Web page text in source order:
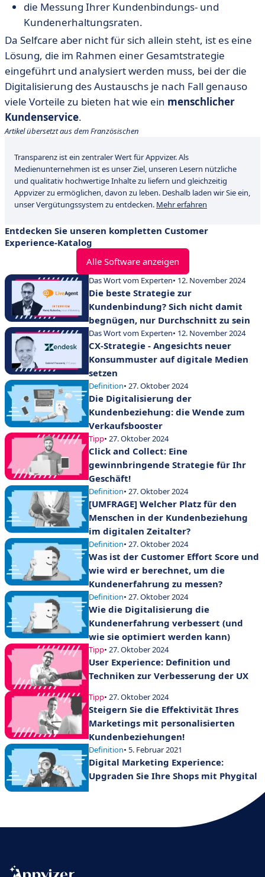
die Messung Ihrer Kundenbindungs- und
Kundenerhaltungsraten.
Da Selfcare aber nicht für sich allein steht, ist es eine
Lösung, die im Rahmen einer Gesamtstrategie
eingeführt und analysiert werden muss, bei der die
Digitalisierung des Austauschs je nach Fall genauso
viele Vorteile zu bieten hat wie ein menschlicher
Kundenservice.
Artikel übersetzt aus dem Französischen
Transparenz ist ein zentraler Wert für Appvizer. Als
Medienunternehmen ist es unser Ziel, unseren Lesern nützliche
und qualitativ hochwertige Inhalte zu liefern und gleichzeitig
Appvizer zu ermöglichen, davon zu leben. Deshalb laden wir Sie ein,
unser Vergütungssystem zu entdecken. Mehr erfahren
Entdecken Sie unseren kompletten Customer
Experience-Katalog
Alle Software anzeigen
Das Wort vom Experten• 12. November 2024
Die beste Strategie zur
Kundenbindung? Sich nicht damit
begnügen, nur Durchschnitt zu sein
Das Wort vom Experten• 12. November 2024
CX-Strategie - Angesichts neuer
Konsummuster auf digitale Medien
setzen
Definition• 27. Oktober 2024
Die Digitalisierung der
Kundenbeziehung: die Wende zum
Verkaufsbooster
Tipp• 27. Oktober 2024
Click and Collect: Eine
gewinnbringende Strategie für Ihr
Geschäft!
Definition• 27. Oktober 2024
[UMFRAGE] Welcher Platz für den
Menschen in der Kundenbeziehung
im digitalen Zeitalter?
Definition• 27. Oktober 2024
Was ist der Customer Effort Score und
wie wird er berechnet, um die
Kundenerfahrung zu messen?
Definition• 27. Oktober 2024
Wie die Digitalisierung die
Kundenerfahrung verbessert (und
wie sie optimiert werden kann)
Tipp• 27. Oktober 2024
User Experience: Definition und
Techniken zur Verbesserung der UX
Tipp• 27. Oktober 2024
Steigern Sie die Effektivität Ihres
Marketings mit personalisierten
Kundenbeziehungen!
Definition• 5. Februar 2021
Digital Marketing Experience:
Upgraden Sie Ihre Shops mit Phygital